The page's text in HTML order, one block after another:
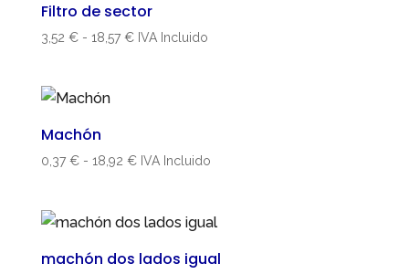
hasta
30,06 €
Filtro de sector
3,52 € - 18,57 €Rango
18,57 €
IVA Incluido
Machón
0,37 € - 18,92 €Rango
desde
hasta
IVA Incluido
machón dos lados igual